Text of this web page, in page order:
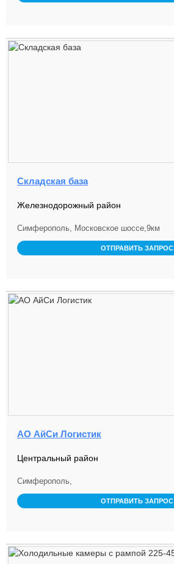
Складская база
Железнодорожный район
Симферополь, Московское шоссе,9км
ОТПРАВИТЬ ЗАПРОС
АО АйСи Логистик
Центральный район
Симферополь,
ОТПРАВИТЬ ЗАПРОС